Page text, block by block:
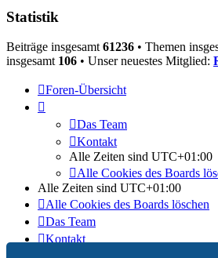
Statistik
Beiträge insgesamt 61236 • Themen
insgesamt 106 • Unser neuestes Mitglied:
Foren-Übersicht
Das Team
Kontakt
Alle Zeiten sind UTC+01:00
Alle Cookies des Boards
Alle Zeiten sind UTC+01:00
Alle Cookies des Boards löschen
Das Team
Kontakt